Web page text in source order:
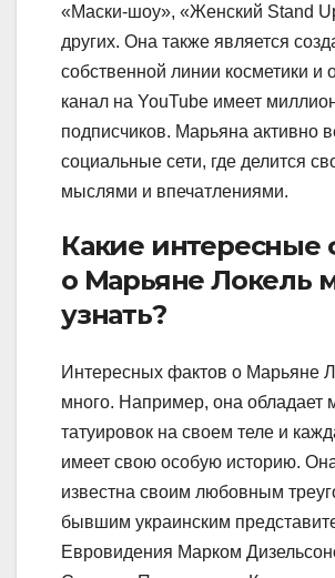
«Маски-шоу», «Женский Stand
других. Она также является
собственной линии косметики и
канал на YouTube имеет
подписчиков. Марьяна активно
социальные сети, где делится
мыслями и впечатлениями.
Какие интересные
о Марьяне Локель
узнать?
Интересных фактов о Марьяне
много. Например, она обладает
татуировок на своем теле и
имеет свою особую историю.
известна своим любовным
бывшим украинским
Евровидения Марком